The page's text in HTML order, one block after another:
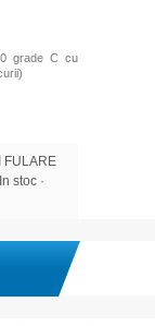
grade C cu
FULARE
stoc ·